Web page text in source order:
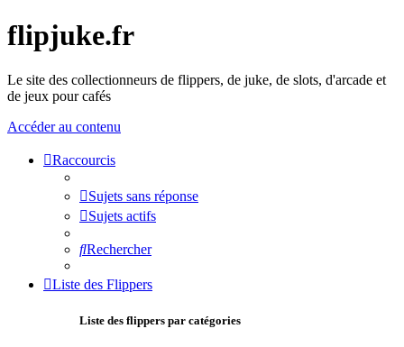
flipjuke.fr
Le site des collectionneurs de flippers, de juke, de slots, d'arcade et
de jeux pour cafés
Accéder au contenu
Raccourcis
Sujets sans réponse
Sujets actifs
Rechercher
Liste des Flippers
Liste des flippers par catégories